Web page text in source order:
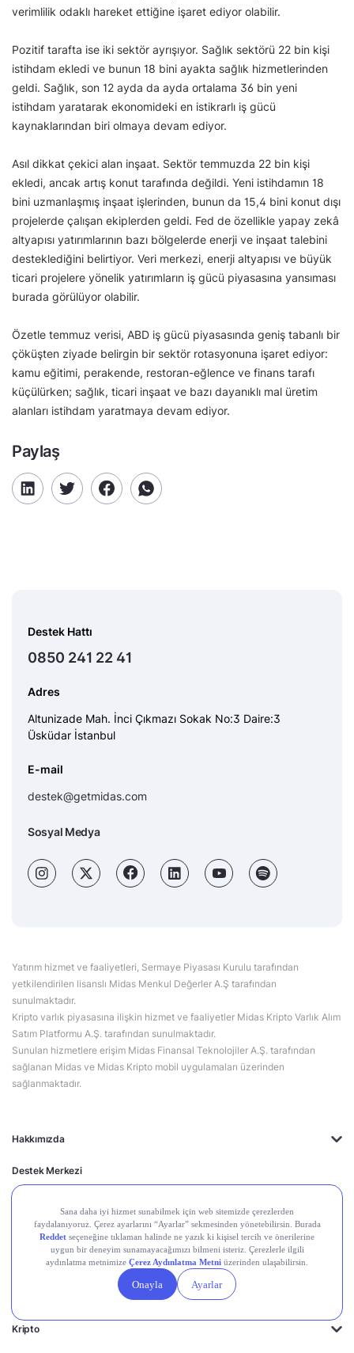
verimlilik odaklı hareket ettiğine işaret ediyor olabilir.
Pozitif tarafta ise iki sektör ayrışıyor. Sağlık sektörü 22 bin kişi
istihdam ekledi ve bunun 18 bini ayakta sağlık hizmetlerinden
geldi. Sağlık, son 12 ayda da ayda ortalama 36 bin yeni
istihdam yaratarak ekonomideki en istikrarlı iş gücü
kaynaklarından biri olmaya devam ediyor.
Asıl dikkat çekici alan inşaat. Sektör temmuzda 22 bin kişi
ekledi, ancak artış konut tarafında değildi. Yeni istihdamın 18
bini uzmanlaşmış inşaat işlerinden, bunun da 15,4 bini konut dışı
projelerde çalışan ekiplerden geldi. Fed de özellikle yapay zekâ
altyapısı yatırımlarının bazı bölgelerde enerji ve inşaat talebini
desteklediğini belirtiyor. Veri merkezi, enerji altyapısı ve büyük
ticari projelere yönelik yatırımların iş gücü piyasasına yansıması
burada görülüyor olabilir.
Özetle temmuz verisi, ABD iş gücü piyasasında geniş tabanlı bir
çöküşten ziyade belirgin bir sektör rotasyonuna işaret ediyor:
kamu eğitimi, perakende, restoran-eğlence ve finans tarafı
küçülürken; sağlık, ticari inşaat ve bazı dayanıklı mal üretim
alanları istihdam yaratmaya devam ediyor.
Paylaş
Hakkımızda
Destek Merkezi
Midas Akademi
Borsa Terimleri
Kripto
Destek Hattı
0850 241 22 41
Adres
Altunizade Mah. İnci Çıkmazı Sokak No:3 Daire:3
Üsküdar İstanbul
E-mail
destek@getmidas.com
Sosyal Medya
Yatırım hizmet ve faaliyetleri, Sermaye Piyasası Kurulu tarafından
yetkilendirilen lisanslı Midas Menkul Değerler A.Ş tarafından
sunulmaktadır.
Kripto varlık piyasasına ilişkin hizmet ve faaliyetler Midas Kripto Varlık Alım
Satım Platformu A.Ş. tarafından sunulmaktadır.
Sunulan hizmetlere erişim Midas Finansal Teknolojiler A.Ş. tarafından
sağlanan Midas ve Midas Kripto mobil uygulamaları üzerinden
sağlanmaktadır.